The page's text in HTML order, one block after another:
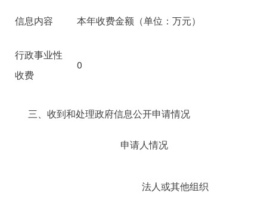
信息内容 本年收费金额（单位：万元）
行政事业性
收费
0
三、收到和处理政府信息公开申请情况
申请人情况
法人或其他组织